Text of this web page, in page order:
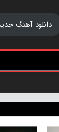
دانلود آهنگ